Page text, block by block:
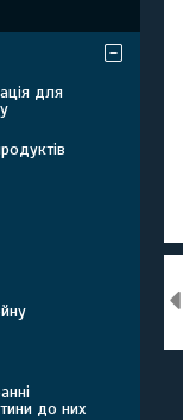
для
до них